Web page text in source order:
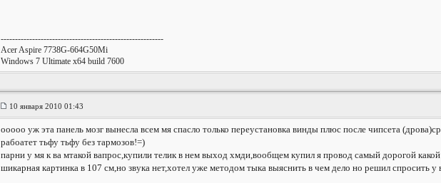
---------------------------------------------------------
Acer Aspire 7738G-664G50Mi
Windows 7 Ultimate x64 build 7600
10 января 2010 01:43
ооооо уж эта панель мозг вынесла всем мя спасло только переустановка винды плюс после чипсета
рабоатет тьфу тьфу без тармозов!=)
парни у мя к ва мтакой вапрос,купили телик в нем выход хмди,вообщем купил я провод самый дорогой
шикарная картинка в 107 см,но звука нет,хотел уже методом тыка выяснить в чем дело но решил спросить у